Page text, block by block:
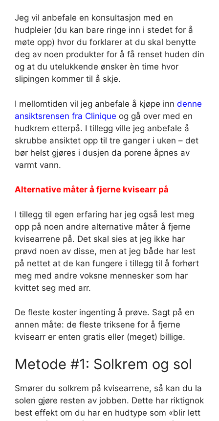
Jeg vil anbefale en konsultasjon med en
hudpleier (du kan bare ringe inn i stedet for å
møte opp) hvor du forklarer at du skal benytte
deg av noen produkter for å få renset huden din
og at du utelukkende ønsker èn time hvor
slipingen kommer til å skje.
I mellomtiden vil jeg anbefale å kjøpe inn denne
ansiktsrensen fra Clinique og gå over med en
hudkrem etterpå. I tillegg ville jeg anbefale å
skrubbe ansiktet opp til tre ganger i uken – det
bør helst gjøres i dusjen da porene åpnes av
varmt vann.
Alternative måter å fjerne kvisearr på
I tillegg til egen erfaring har jeg også lest meg
opp på noen andre alternative måter å fjerne
kvisearrene på. Det skal sies at jeg ikke har
prøvd noen av disse, men at jeg både har lest
på nettet at de kan fungere i tillegg til å forhørt
meg med andre voksne mennesker som har
kvittet seg med arr.
De fleste koster ingenting å prøve. Sagt på en
annen måte: de fleste triksene for å fjerne
kvisearr er enten gratis eller (meget) billige.
Metode #1: Solkrem og sol
Smører du solkrem på kvisearrene, så kan du la
solen gjøre resten av jobben. Dette har riktignok
best effekt om du har en hudtype som «blir lett